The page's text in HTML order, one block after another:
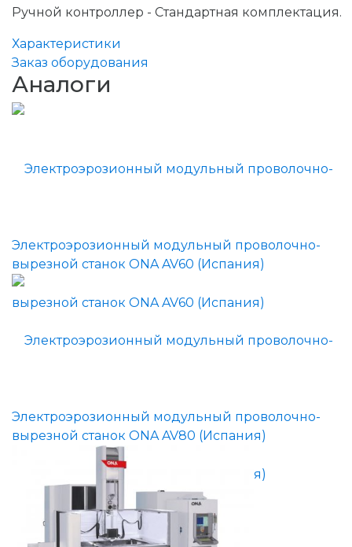
Ручной контроллер - Стандартная комплектация.
Характеристики
Заказ оборудования
Аналоги
Электроэрозионный модульный проволочно-
вырезной станок ONA AV60 (Испания)
Электроэрозионный модульный проволочно-
вырезной станок ONA AV80 (Испания)